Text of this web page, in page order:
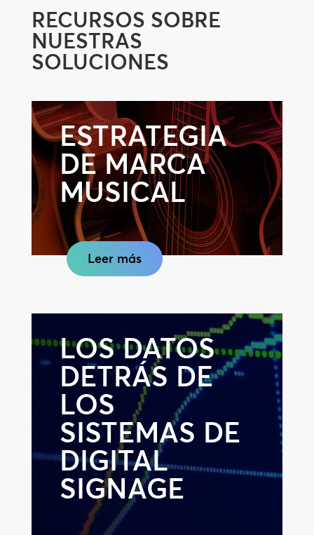
RECURSOS SOBRE
NUESTRAS
SOLUCIONES
ESTRATEGIA
DE MARCA
MUSICAL
Leer más
LOS DATOS
DETRÁS DE
LOS
SISTEMAS DE
DIGITAL
SIGNAGE